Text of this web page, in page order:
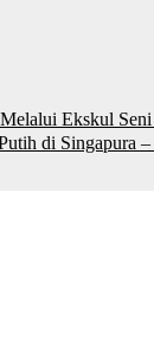
Ekskul
di Singapura